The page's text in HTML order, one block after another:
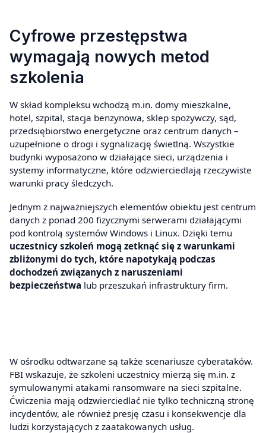
Cyfrowe przestępstwa
wymagają nowych metod
szkolenia
W skład kompleksu wchodzą m.in. domy mieszkalne,
hotel, szpital, stacja benzynowa, sklep spożywczy, sąd,
przedsiębiorstwo energetyczne oraz centrum danych –
uzupełnione o drogi i sygnalizację świetlną. Wszystkie
budynki wyposażono w działające sieci, urządzenia i
systemy informatyczne, które odzwierciedlają rzeczywiste
warunki pracy śledczych.
Jednym z najważniejszych elementów obiektu jest centrum
danych z ponad 200 fizycznymi serwerami działającymi
pod kontrolą systemów Windows i Linux. Dzięki temu
uczestnicy szkoleń mogą zetknąć się z warunkami
zbliżonymi do tych, które napotykają podczas
dochodzeń związanych z naruszeniami
bezpieczeństwa lub przeszukań infrastruktury firm.
W ośrodku odtwarzane są także scenariusze cyberataków.
FBI wskazuje, że szkoleni uczestnicy mierzą się m.in. z
symulowanymi atakami ransomware na sieci szpitalne.
Ćwiczenia mają odzwierciedlać nie tylko techniczną stronę
incydentów, ale również presję czasu i konsekwencje dla
ludzi korzystających z zaatakowanych usług.